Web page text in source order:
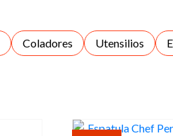
Coladores Utensilios